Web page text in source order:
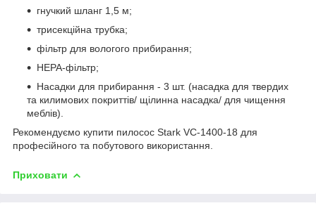
гнучкий шланг 1,5 м;
трисекційна трубка;
фільтр для вологого прибирання;
HEPA-фільтр;
Насадки для прибирання - 3 шт. (насадка для твердих
та килимових покриттів/ щілинна насадка/ для чищення
меблів).
Рекомендуємо купити пилосос Stark VC-1400-18 для
професійного та побутового використання.
Приховати